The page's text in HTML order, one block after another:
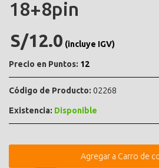
18+8pin
S/12.0 (incluye IGV)
Precio en Puntos: 12
Código de Producto: 02268
Existencia: Disponible
Agregar a Carro de